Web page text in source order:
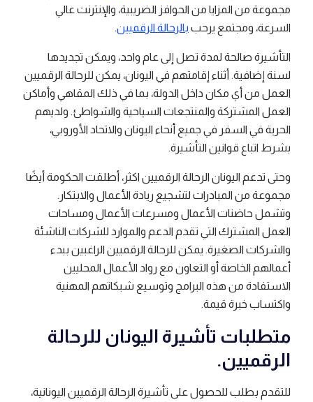
مجموعة من المزايا من الحوافز الضريبية، والإنترنت عالي
السرعة، ومجتمع يرحب بالرحالة الرقميين.
التأشيرة صالحة لمدة تصل إلى عام واحد، ويمكن تجديدها
لسنة إضافية. أثناء إقامتهم في اليونان، يمكن للرحالة الرقميين
العمل من أي مكان داخل الدولة، بما في ذلك المقاهي وأماكن
العمل المشتركة والمنتجعات السياحية والشواطئ. ولديهم
الحرية في السفر في جميع أنحاء اليونان والاتحاد الأوروبي،
بشرط اتباع قوانين التأشيرة.
وحتى تدعم اليونان الرحالة الرقميين اكثر، أطلقت الحكومة أيضًا
مجموعة من المبادرات لتشجيع ريادة الأعمال والابتكار.
وتشمل حاضنات الأعمال ومسرعات الأعمال ومساحات
العمل المشترك التي تقدم الدعم والموارد للشركات الناشئة
والشركات الصغيرة. يمكن للرحالة الرقميين الراغبين ببدء
أعمالهم الخاصة أو التعاون مع رواد الأعمال المحليين
الاستفادة من هذه البرامج وتوسيع شبكاتهم المهنية
واكتساب خبرة قيمة.
متطلبات تأشيرة اليونان للرحالة
الرقميين.
للتقدم بطلب للحصول على تأشيرة الرحالة الرقميين اليونانية،